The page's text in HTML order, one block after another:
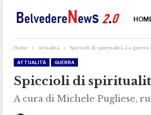
Home Attualità Spiccioli di spiritualità, La guerra
ATTUALITÀ GUERRA
Spiccioli di
A cura di Michele Pugliese,